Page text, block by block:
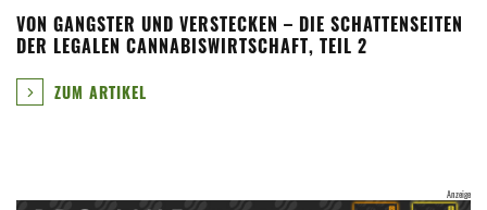
VON GANGSTER UND VERSTECKEN – DIE SCHATTENSEITEN
DER LEGALEN CANNABISWIRTSCHAFT, TEIL 2
ZUM ARTIKEL